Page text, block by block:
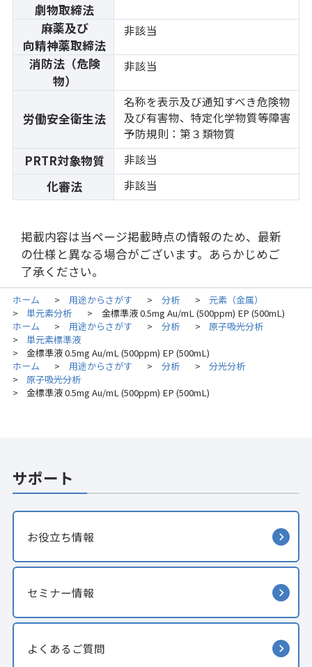
劇物取締法
麻薬及び
向精神薬取締法
非該当
消防法（危険
物）
非該当
労働安全衛生法
名称を表示及び通知すべき危険物
及び有害物、特定化学物質等障害
予防規則：第３類物質
PRTR対象物質 非該当
化審法 非該当
掲載内容は当ページ掲載時点の情報のため、最新
の仕様と異なる場合がございます。あらかじめご
了承ください。
ホーム > 用途からさがす > 分析 > 元素（金属）
> 単元素分析 >
金標準液 0.5mg Au/mL (500ppm) EP (500mL)
ホーム
> 用途からさがす > 分析 > 原子吸光分析
> 単元素標準液
>
金標準液 0.5mg Au/mL (500ppm) EP (500mL)
ホーム
> 用途からさがす > 分析 > 分光分析
> 原子吸光分析
> 金標準液 0.5mg Au/mL (500ppm) EP (500mL)
サポート
お役立ち情報
セミナー情報
よくあるご質問